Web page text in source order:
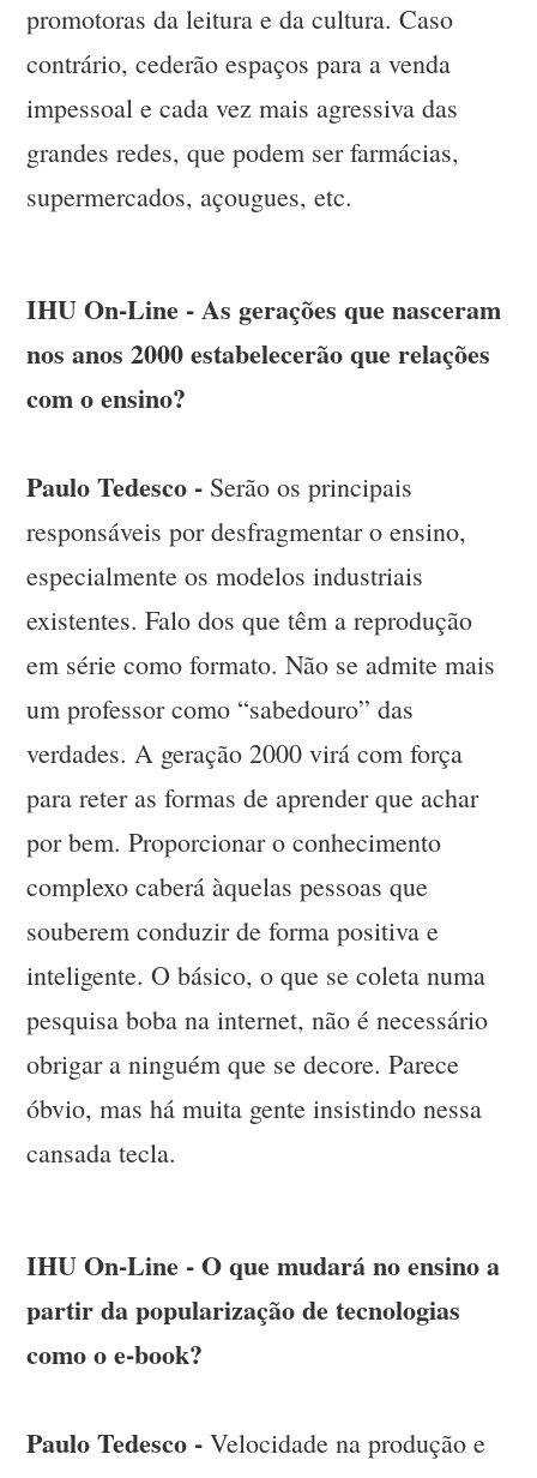
promotoras da leitura e da cultura. Caso
contrário, cederão espaços para a venda
impessoal e cada vez mais agressiva das
grandes redes, que podem ser farmácias,
supermercados, açougues, etc.
IHU On-Line - As gerações que nasceram
nos anos 2000 estabelecerão que relações
com o ensino?
Paulo Tedesco - Serão os principais
responsáveis por desfragmentar o ensino,
especialmente os modelos industriais
existentes. Falo dos que têm a reprodução
em série como formato. Não se admite mais
um professor como “sabedouro” das
verdades. A geração 2000 virá com força
para reter as formas de aprender que achar
por bem. Proporcionar o conhecimento
complexo caberá àquelas pessoas que
souberem conduzir de forma positiva e
inteligente. O básico, o que se coleta numa
pesquisa boba na internet, não é necessário
obrigar a ninguém que se decore. Parece
óbvio, mas há muita gente insistindo nessa
cansada tecla.
IHU On-Line - O que mudará no ensino a
partir da popularização de tecnologias
como o e-book?
Paulo Tedesco - Velocidade na produção e